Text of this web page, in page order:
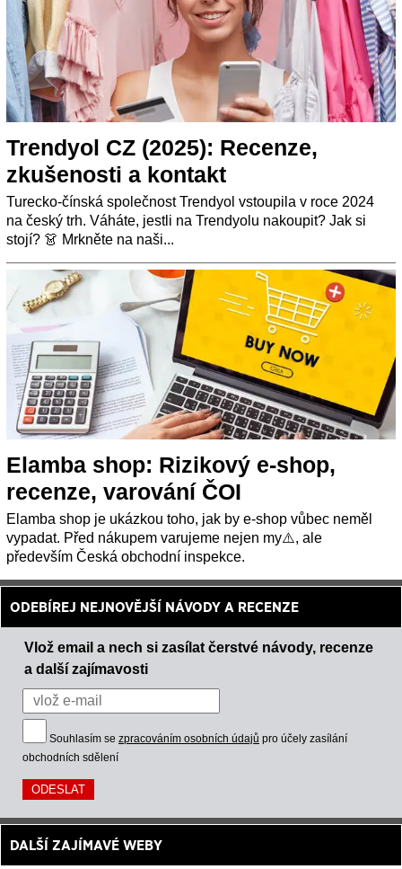
Trendyol CZ (2025): Recenze,
zkušenosti a kontakt
Turecko-čínská společnost Trendyol vstoupila v roce 2024
na český trh. Váháte, jestli na Trendyolu nakoupit? Jak si
stojí? 👗 Mrkněte na naši...
Elamba shop: Rizikový e-shop,
recenze, varování ČOI
Elamba shop je ukázkou toho, jak by e-shop vůbec neměl
vypadat. Před nákupem varujeme nejen my⚠️, ale
především Česká obchodní inspekce.
ODEBÍREJ NEJNOVĚJŠÍ NÁVODY A RECENZE
Vlož email a nech si zasílat čerstvé návody, recenze
a další zajímavosti
Souhlasím se zpracováním osobních údajů pro účely zasílání
obchodních sdělení
DALŠÍ ZAJÍMAVÉ WEBY